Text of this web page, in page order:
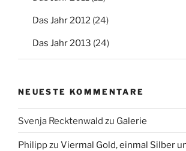
Das Jahr 2012 (24)
Das Jahr 2013 (24)
NEUESTE KOMMENTARE
Svenja Recktenwald zu Galerie
Philippzu Viermal Gold, einmal Silber